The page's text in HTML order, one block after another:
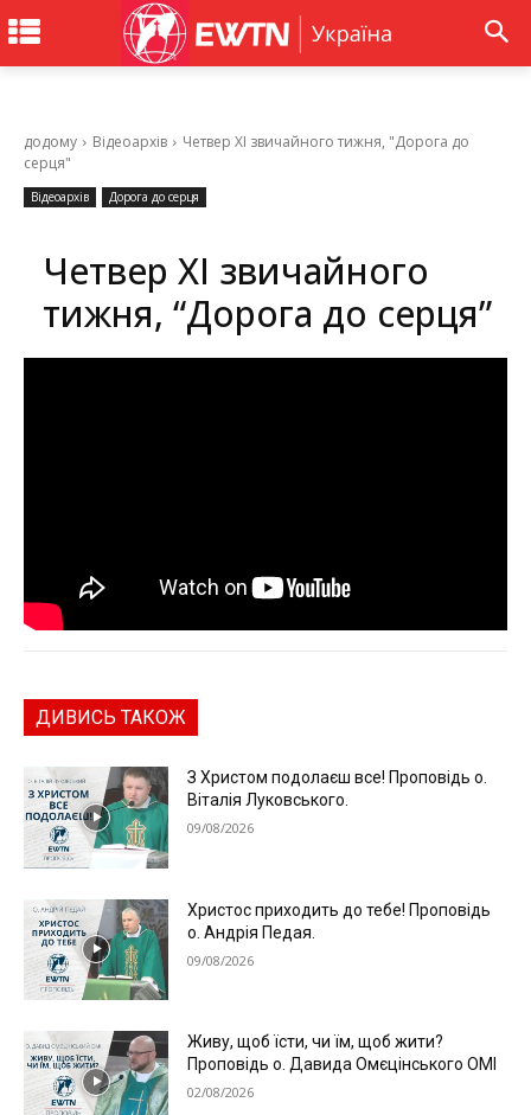
додому Відеоархів
Четвер ХІ звичайного тижня, "Дорога до
серця"
Відеоархів Дорога до серця
Четвер ХІ звичайного
тижня, “Дорога до серця”
ДИВИСЬ ТАКОЖ
З Христом подолаєш все! Проповідь о.
Віталія Луковського.
09/08/2026
Христос приходить до тебе! Проповідь
о. Андрія Педая.
09/08/2026
Живу, щоб їсти, чи їм, щоб жити?
Проповідь о. Давида Омєцінського ОМІ
02/08/2026